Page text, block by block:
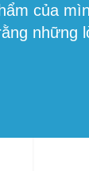
của
những